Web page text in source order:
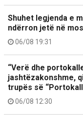
Shuhet legjenda e
ndërron jetë në
06/08 19:31
“Verë dhe
jashtëzakonshme,
trupës së
06/08 12:30